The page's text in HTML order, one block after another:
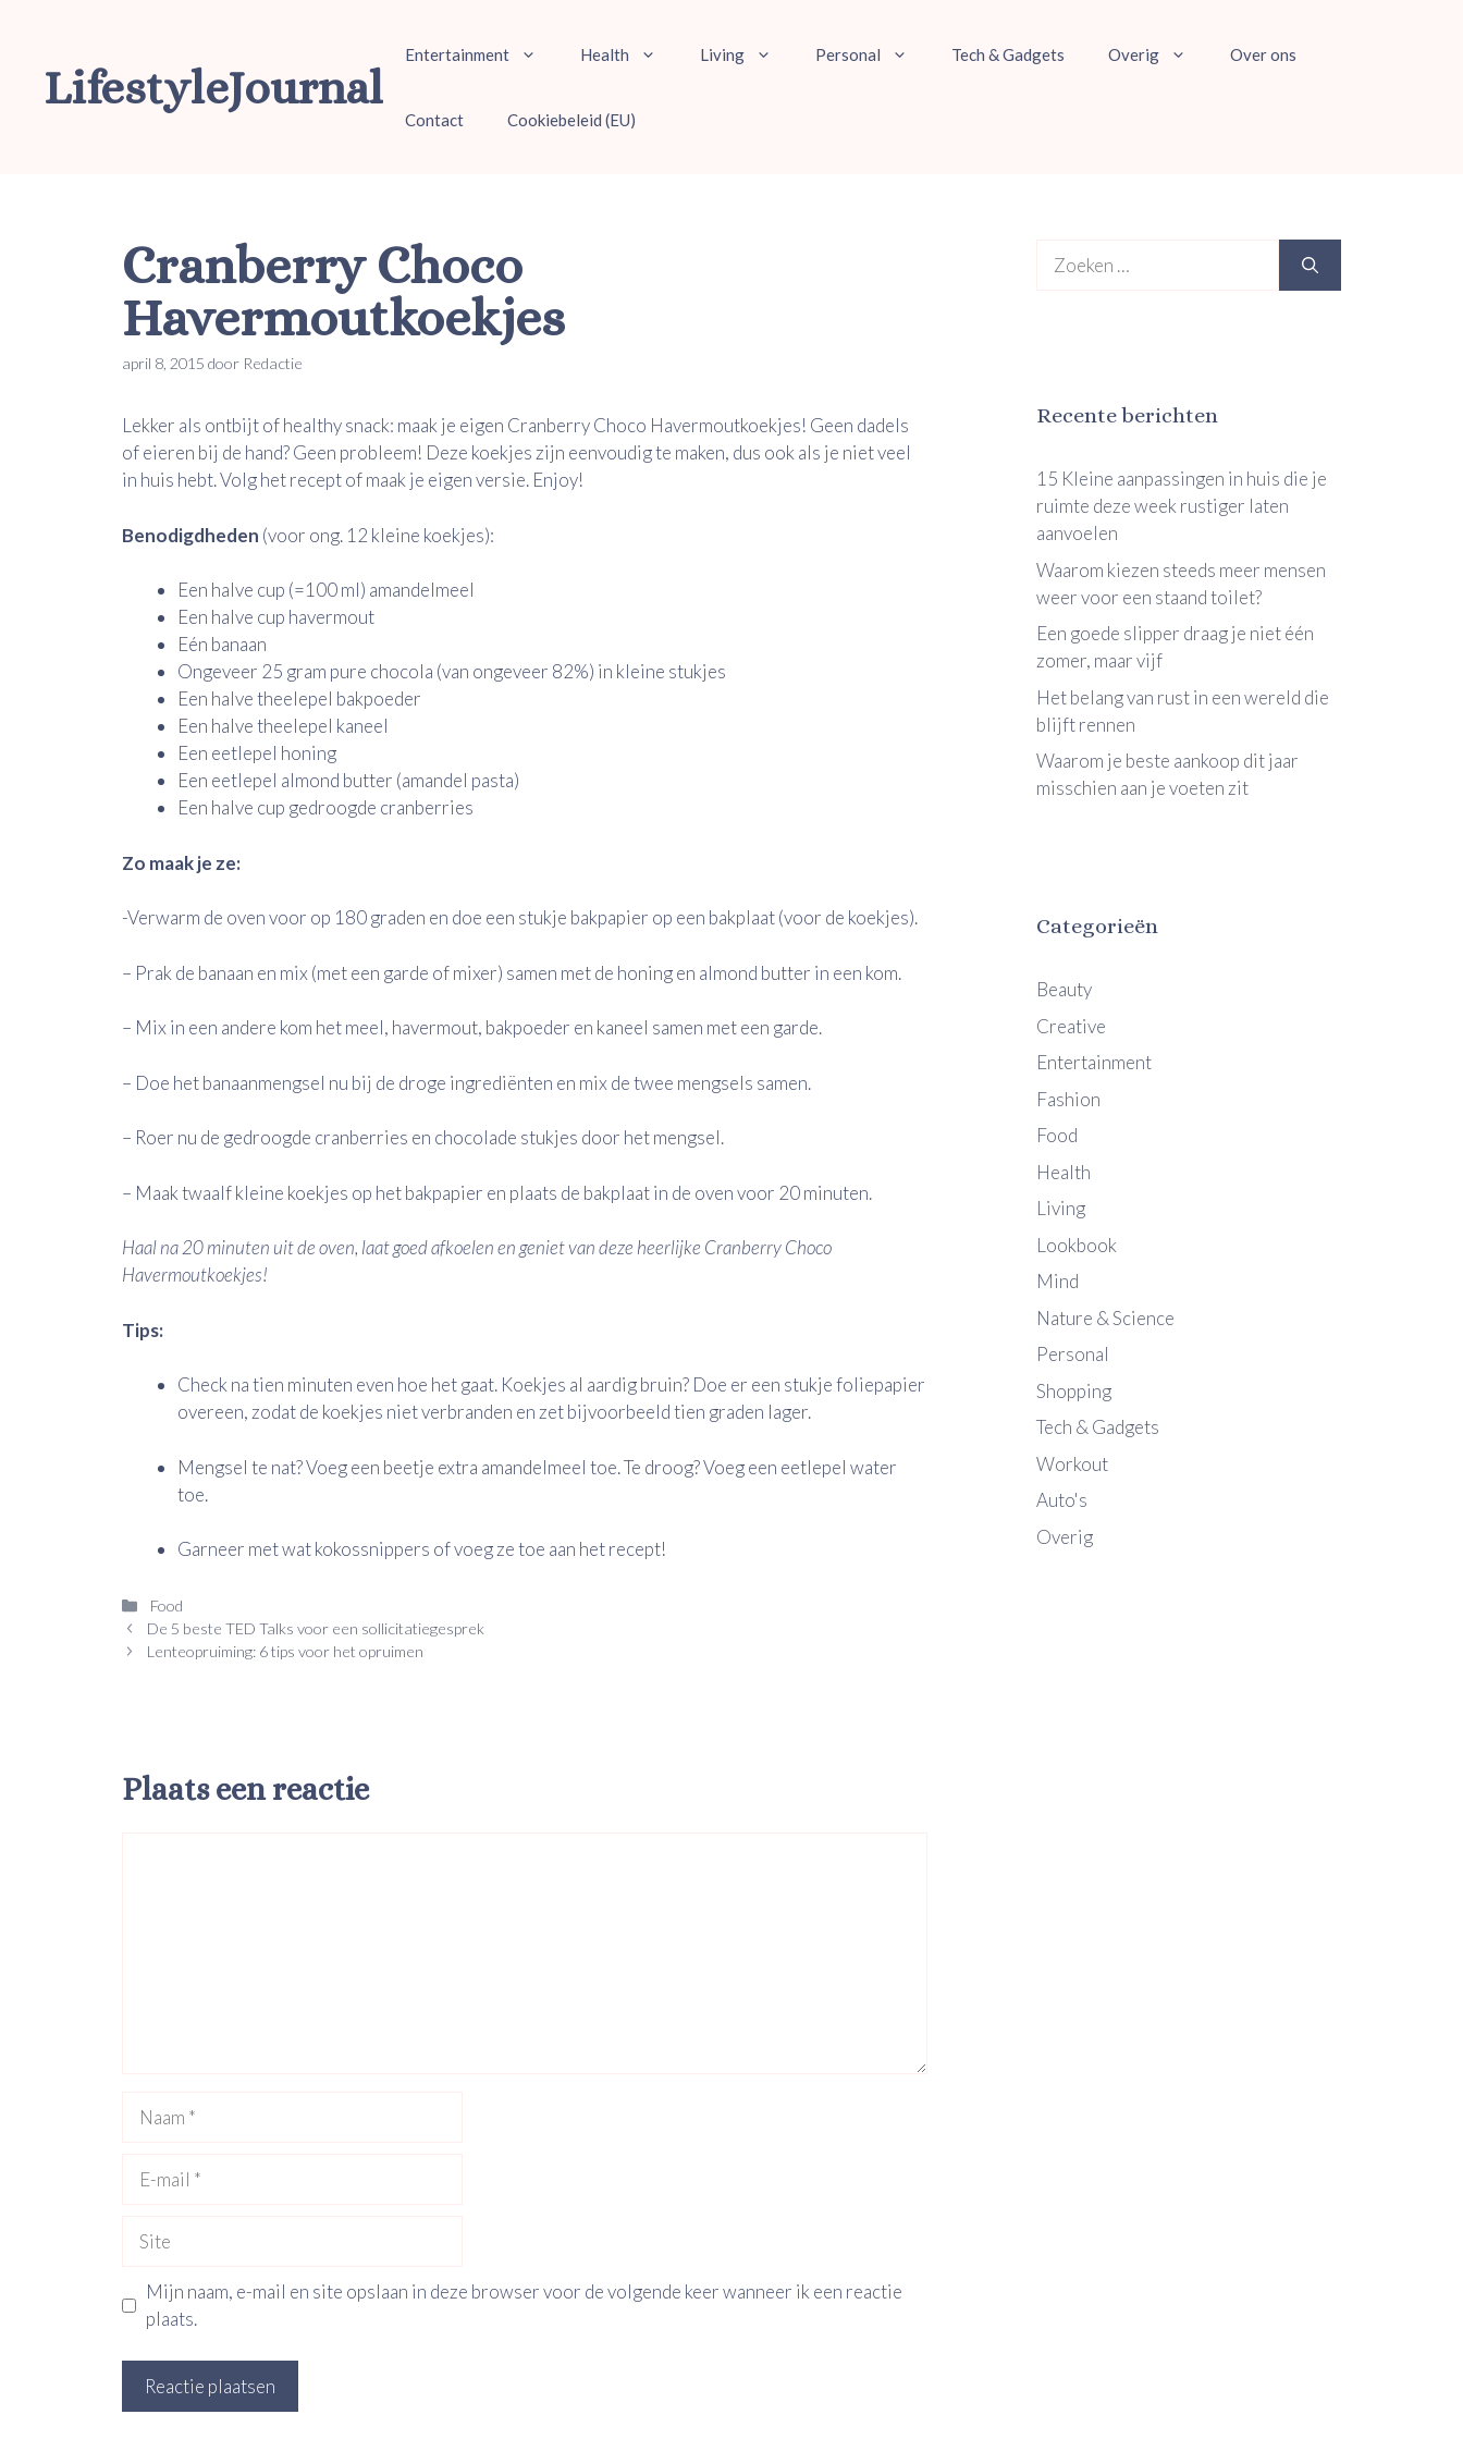
inhoudLifestyleJournal
Entertainment Health Living Personal Tech & Gadgets Overig Over ons
Contact Cookiebeleid (EU)
Cranberry Choco
Havermoutkoekjes
april 8, 2015 door Redactie
Lekker als ontbijt of healthy snack: maak je eigen Cranberry Choco Havermoutkoekjes! Geen dadels
of eieren bij de hand? Geen probleem! Deze koekjes zijn eenvoudig te maken, dus ook als je niet veel
in huis hebt. Volg het recept of maak je eigen versie. Enjoy!
Benodigdheden (voor ong. 12 kleine koekjes):
Een halve cup (=100 ml) amandelmeel
Een halve cup havermout
Eén banaan
Ongeveer 25 gram pure chocola (van ongeveer 82%) in kleine stukjes
Een halve theelepel bakpoeder
Een halve theelepel kaneel
Een eetlepel honing
Een eetlepel almond butter (amandel pasta)
Een halve cup gedroogde cranberries
Zo maak je ze:
-Verwarm de oven voor op 180 graden en doe een stukje bakpapier op een bakplaat (voor de koekjes).
– Prak de banaan en mix (met een garde of mixer) samen met de honing en almond butter in een kom.
– Mix in een andere kom het meel, havermout, bakpoeder en kaneel samen met een garde.
– Doe het banaanmengsel nu bij de droge ingrediënten en mix de twee mengsels samen.
– Roer nu de gedroogde cranberries en chocolade stukjes door het mengsel.
– Maak twaalf kleine koekjes op het bakpapier en plaats de bakplaat in de oven voor 20 minuten.
Haal na 20 minuten uit de oven, laat goed afkoelen en geniet van deze heerlijke Cranberry Choco
Havermoutkoekjes!
Tips:
Check na tien minuten even hoe het gaat. Koekjes al aardig bruin? Doe er een stukje foliepapier
overeen, zodat de koekjes niet verbranden en zet bijvoorbeeld tien graden lager.
Mengsel te nat? Voeg een beetje extra amandelmeel toe. Te droog? Voeg een eetlepel water
toe.
Garneer met wat kokossnippers of voeg ze toe aan het recept!
Categorieën
Food
De 5 beste TED Talks voor een sollicitatiegesprek
Lenteopruiming: 6 tips voor het opruimen
Plaats een reactie
mail
Mijn naam, e-mail en site opslaan in deze browser voor de volgende keer wanneer ik een reactie
plaats.
naar:
Recente berichten
15 Kleine aanpassingen in huis die je
ruimte deze week rustiger laten
aanvoelen
Waarom kiezen steeds meer mensen
weer voor een staand toilet?
Een goede slipper draag je niet één
zomer, maar vijf
Het belang van rust in een wereld die
blijft rennen
Waarom je beste aankoop dit jaar
misschien aan je voeten zit
Categorieën
Beauty
Creative
Entertainment
Fashion
Food
Health
Living
Lookbook
Mind
Nature & Science
Personal
Shopping
Tech & Gadgets
Workout
Auto's
Overig